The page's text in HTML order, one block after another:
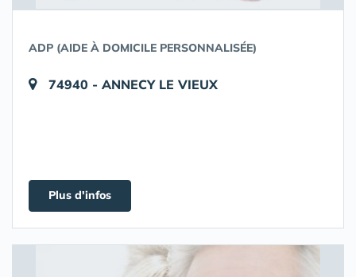
ADP (AIDE À DOMICILE PERSONNALISÉE)
74940 - ANNECY LE VIEUX
Plus d'infos